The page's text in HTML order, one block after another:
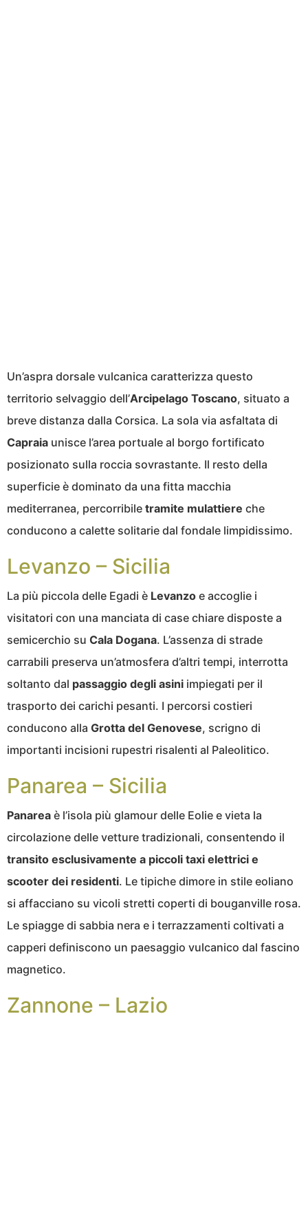
Un’aspra dorsale vulcanica caratterizza questo
territorio selvaggio dell’Arcipelago Toscano, situato a
breve distanza dalla Corsica. La sola via asfaltata di
Capraia unisce l’area portuale al borgo fortificato
posizionato sulla roccia sovrastante. Il resto della
superficie è dominato da una fitta macchia
mediterranea, percorribile tramite mulattiere che
conducono a calette solitarie dal fondale limpidissimo.
Levanzo – Sicilia
La più piccola delle Egadi è Levanzo e accoglie i
visitatori con una manciata di case chiare disposte a
semicerchio su Cala Dogana. L’assenza di strade
carrabili preserva un’atmosfera d’altri tempi, interrotta
soltanto dal passaggio degli asini impiegati per il
trasporto dei carichi pesanti. I percorsi costieri
conducono alla Grotta del Genovese, scrigno di
importanti incisioni rupestri risalenti al Paleolitico.
Panarea – Sicilia
Panarea è l’isola più glamour delle Eolie e vieta la
circolazione delle vetture tradizionali, consentendo il
transito esclusivamente a piccoli taxi elettrici e
scooter dei residenti. Le tipiche dimore in stile eoliano
si affacciano su vicoli stretti coperti di bouganville rosa.
Le spiagge di sabbia nera e i terrazzamenti coltivati a
capperi definiscono un paesaggio vulcanico dal fascino
magnetico.
Zannone – Lazio